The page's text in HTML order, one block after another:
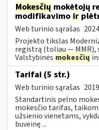
Mokesčių mokėtojų
modifikavimo ir
Web turinio sąrašas
Projekto tikslas
registrą (toliau —
Valstybinės mokesčių
Tarifai (5 str.)
Web turinio sąrašas
Standartinis pelno
mokesčio tarifas,
užsienio vienetams,
buveinę ...